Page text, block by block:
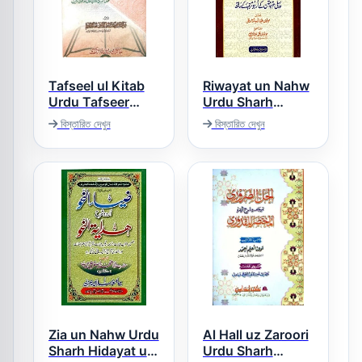
Tafseel ul Kitab
Urdu Tafseer
Para Amm تفصیل
الکتاب اردو تفسیر
پارہ 30
বিস্তারিত দেখুন
Riwayat un Nahw
Urdu Sharh
Hidayat un Nahw
روایۃ النحو اردو شرح
ھدایۃ النحو
বিস্তারিত দেখুন
Zia un Nahw Urdu
Sharh Hidayat un
Al Hall uz Zaroori
Urdu Sharh